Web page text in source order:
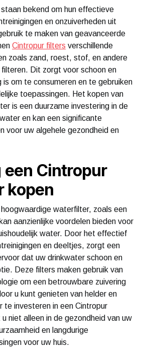
bekend om hun effectieve
en onzuiverheden uit
te maken van geavanceerde
Cintropur filters verschillende
zoals zand, roest, stof, en andere
Dit zorgt voor schoon en
om te consumeren en te gebruiken
toepassingen. Het kopen van
is een duurzame investering in de
en kan een significante
voor uw algehele gezondheid en
een Cintropur
kopen
waterfilter, zoals een
aanzienlijke voordelen bieden voor
water. Door het effectief
en deeltjes, zorgt een
dat uw drinkwater schoon en
Deze filters maken gebruik van
om een betrouwbare zuivering
u kunt genieten van helder en
te investeren in een Cintropur
niet alleen in de gezondheid van uw
en langdurige
voor uw huis.